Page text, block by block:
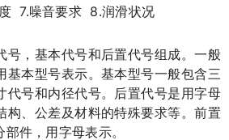
7.噪音要求8.润滑状况
号，基本代号和后置代号组成。一般
基本型号表示。基本型号一般包含三
代号和内径代号。后置代号是用字母
构、公差及材料的特殊要求等。前置
件，用字母表示。